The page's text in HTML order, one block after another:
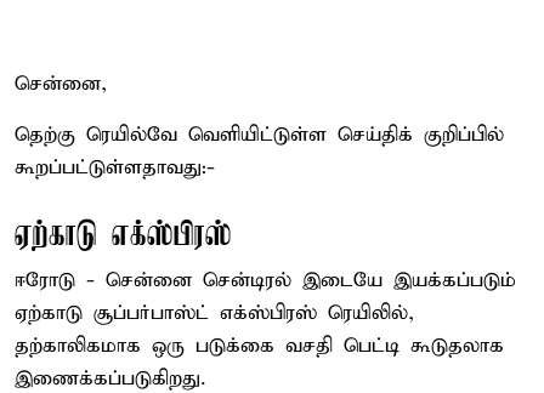
சென்னை,
தெற்கு ரெயில்வே வெளியிட்டுள்ள செய்திக் குறிப்பில்
கூறப்பட்டுள்ளதாவது:-
ஏற்காடு எக்ஸ்பிரஸ்
ஈரோடு - சென்னை சென்டிரல் இடையே இயக்கப்படும்
ஏற்காடு சூப்பர்பாஸ்ட் எக்ஸ்பிரஸ் ரெயிலில்,
தற்காலிகமாக ஒரு படுக்கை வசதி பெட்டி கூடுதலாக
இணைக்கப்படுகிறது.